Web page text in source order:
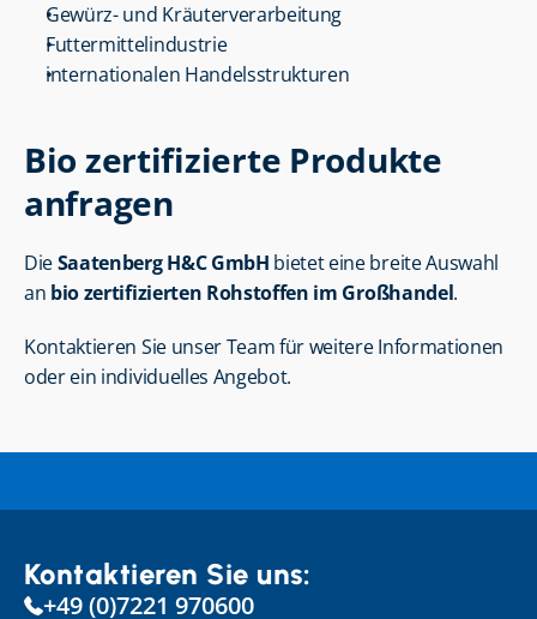
Gewürz- und Kräuterverarbeitung
Futtermittelindustrie
internationalen Handelsstrukturen
Bio zertifizierte Produkte
anfragen
Die Saatenberg H&C GmbH bietet eine breite Auswahl
an bio zertifizierten Rohstoffen im Großhandel.
Kontaktieren Sie unser Team für weitere Informationen
oder ein individuelles Angebot.
Kontaktieren Sie uns:
+49 (0)7221 970600